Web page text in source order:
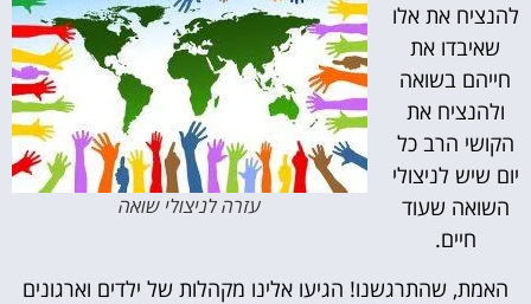
עזרה לניצולי שואה
להנציח את אלו
שאיבדו את
חייהם בשואה
ולהנציח את
הקושי הרב כל
יום שיש לניצולי
השואה שעוד
חיים.
האמת, שהתרגשנו! הגיעו אלינו מקהלות של ילדים וארגונים